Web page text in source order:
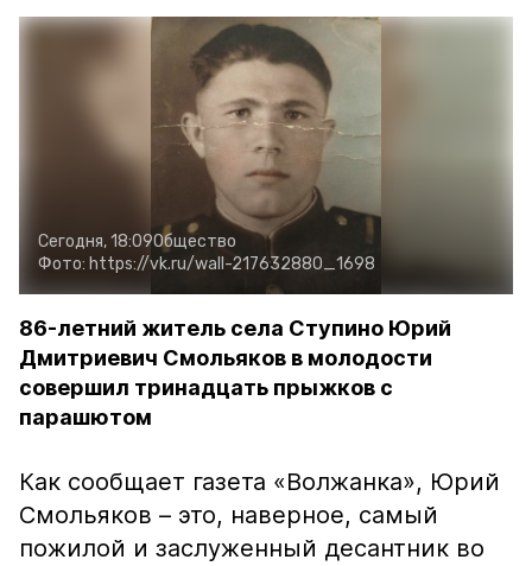
Сегодня, 18:09Общество
Фото: https://vk.ru/wall-217632880_1698
86-летний житель села Ступино Юрий
Дмитриевич Смольяков в молодости
совершил тринадцать прыжков с
парашютом
Как сообщает газета «Волжанка», Юрий
Смольяков – это, наверное, самый
пожилой и заслуженный десантник во